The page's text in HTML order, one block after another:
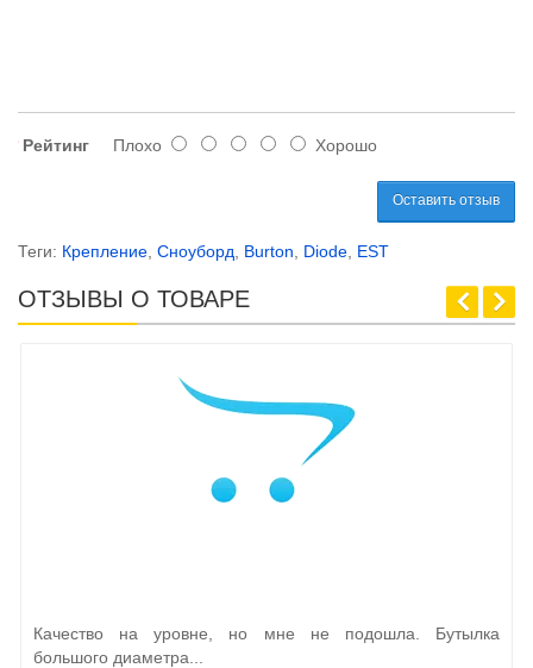
Рейтинг Плохо Хорошо
Оставить отзыв
Теги: Крепление Сноуборд Burton Diode EST
ОТЗЫВЫ О ТОВАРЕ
Качество на уровне, но мне не подошла. Бутылка
большого диаметра...